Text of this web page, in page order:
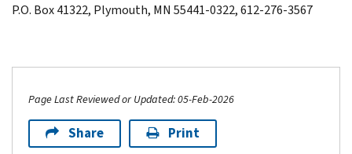
P.O. Box 41322, Plymouth, MN 55441-0322, 612-276-3567
Page Last Reviewed or Updated: 05-Feb-2026
Share Print